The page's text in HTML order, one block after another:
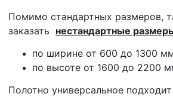
Помимо стандартных размеров,
заказать нестандартные
по ширине от 600 до 1300
по высоте от 1600 до 2200
Полотно универсальное